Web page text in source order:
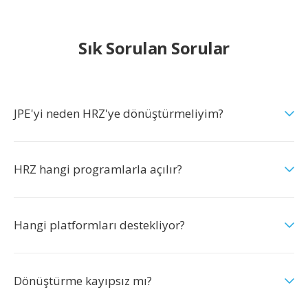
Sık Sorulan Sorular
JPE'yi neden HRZ'ye dönüştürmeliyim?
HRZ hangi programlarla açılır?
Hangi platformları destekliyor?
Dönüştürme kayıpsız mı?